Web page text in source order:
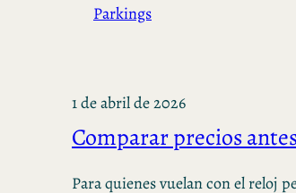
Parkings
1 de abril de 2026
Comparar precios
Para quienes vuelan con el reloj